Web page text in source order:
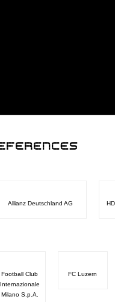
Allianz Deutschland AG
Football Club
Internazionale
Milano S.p.A.
FC Luzern